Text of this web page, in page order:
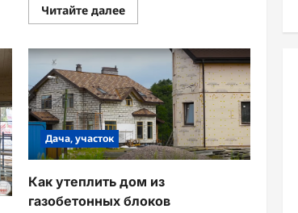
Читайте далееПрочитать
больше
правильно
утеплить
деревянный
дом
Дача, участок
Как утеплить дом из
газобетонных блоков